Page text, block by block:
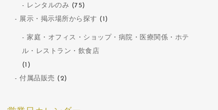
レンタルのみ (75)
展示・掲示場所から探す (1)
家庭・オフィス・ショップ・病院・医療関係・ホテ
ル・レストラン・飲食店
(1)
付属品販売 (2)